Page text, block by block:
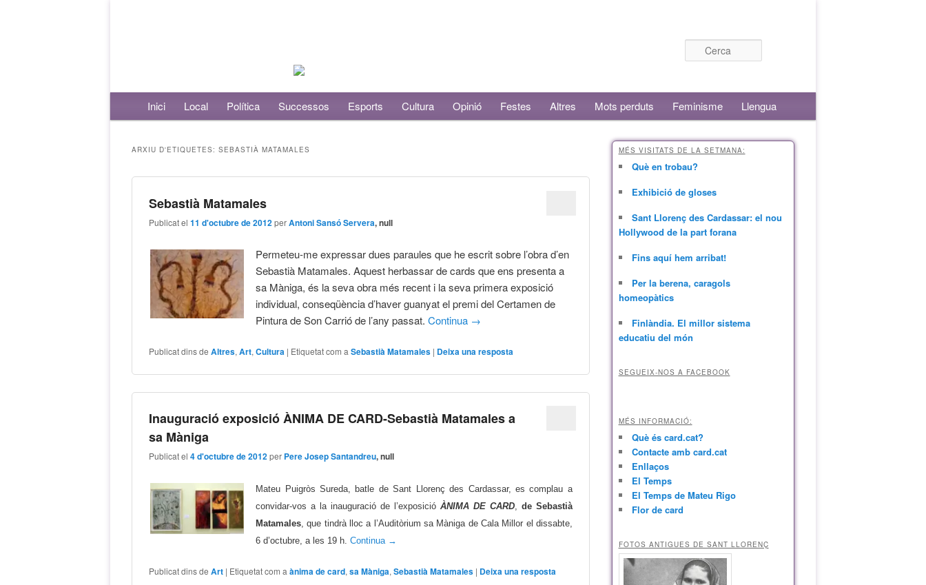
Menú principalAneu al contingut principal
Aneu al contingut secundari
Inici Local Política Successos Esports Cultura Opinió Festes Altres Mots perduts Feminisme Llengua
ARXIU D'ETIQUETES: SEBASTIÀ MATAMALES
Sebastià Matamales
Publicat el11 d'octubre de 2012perAntoni Sansó Servera, null
Permeteu-me expressar dues paraules que he escrit sobre l’obra d’en
Sebastià Matamales. Aquest herbassar de cards que ens presenta a
sa Màniga, és la seva obra més recent i la seva primera exposició
individual, conseqüència d’haver guanyat el premi del Certamen de
Pintura de Son Carrió de l’any passat.Continua →
Publicat dins de Altres,Art,Cultura | Etiquetat com a Sebastià Matamales | Deixa una resposta
Inauguraci​ó exposició ÀNIMA DE CARD-Sebas​tià Matamales a
sa Màniga
Publicat el4 d'octubre de 2012per Pere Josep Santandreu, null
Mateu Puigròs Sureda, batle de Sant Llorenç des Cardassar, es complau a
convidar-vos a la inauguració de l’exposició ÀNIMA DE CARD, de Sebastià
Matamales , que tindrà lloc a l’Auditòrium sa Màniga de Cala Millor el dissabte,
6 d’octubre, a les 19 h.Continua →
Publicat dins de Art | Etiquetat com a ànima de card,sa Màniga,Sebastià Matamales | Deixa una resposta
MÉS VISITATS DE LA SETMANA:
Què en trobau?
Exhibició de gloses
Sant Llorenç des Cardassar: el nou
Hollywood de la part forana
Fins aquí hem arribat!
Per la berena, caragols
homeopàtics
Finlàndia. El millor sistema
educatiu del món
SEGUEIX-NOS A FACEBOOK
MÉS INFORMACIÓ:
Què és card.cat?
Contacte amb card.cat
Enllaços
El Temps
El Temps de Mateu Rigo
Flor de card
FOTOS ANTIGUES DE SANT LLORENÇ